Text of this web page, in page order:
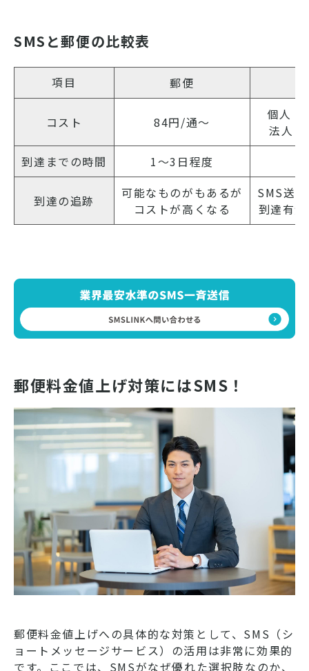
SMSと郵便の比較表
項目 郵便
コスト 84円/通～
個人：
法人
到達までの時間
1～3日程度
到達の追跡
可能なものがもあるが
コストが高くなる
SMS送
到達有
郵便料金値上げ対策にはSMS！
郵便料金値上げへの具体的な対策として、SMS（シ
ョートメッセージサービス）の活用は非常に効果的
です。ここでは、SMSがなぜ優れた選択肢なのか、